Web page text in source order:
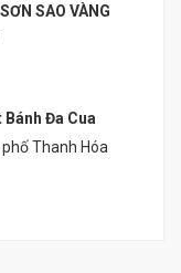
SAO VÀNG
Bánh Đa Cua
Thanh Hóa